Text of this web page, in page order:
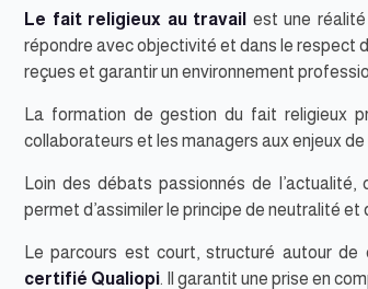
Le fait religieux au travail est une
répondre avec objectivité et dans le respect
reçues et garantir un environnement
La formation de gestion du fait religieux
collaborateurs et les managers aux enjeux
Loin des débats passionnés de l’actualité,
permet d’assimiler le principe de neutralité
Le parcours est court, structuré autour
certifié Qualiopi. Il garantit une prise en